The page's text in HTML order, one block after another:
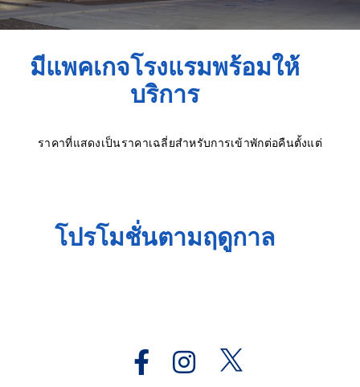
มีแพคเกจโรงแรมพร้อมให้
บริการ
ราคาที่แสดงเป็นราคาเฉลี่ยสำหรับการเข้าพักต่อคืนตั้งแต่
โปรโมชั่นตามฤดูกาล